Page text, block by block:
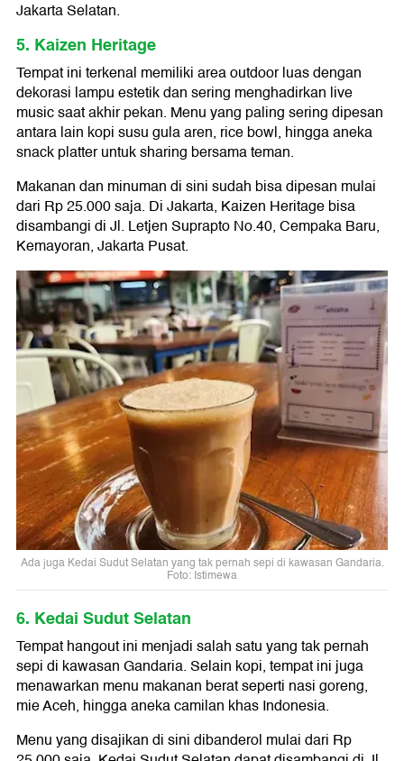
Jakarta Selatan.
5. Kaizen Heritage
Tempat ini terkenal memiliki area outdoor luas dengan
dekorasi lampu estetik dan sering menghadirkan live
music saat akhir pekan. Menu yang paling sering dipesan
antara lain kopi susu gula aren, rice bowl, hingga aneka
snack platter untuk sharing bersama teman.
Makanan dan minuman di sini sudah bisa dipesan mulai
dari Rp 25.000 saja. Di Jakarta, Kaizen Heritage bisa
disambangi di Jl. Letjen Suprapto No.40, Cempaka Baru,
Kemayoran, Jakarta Pusat.
Ada juga Kedai Sudut Selatan yang tak pernah sepi di kawasan Gandaria.
Foto: Istimewa
6. Kedai Sudut Selatan
Tempat hangout ini menjadi salah satu yang tak pernah
sepi di kawasan Gandaria. Selain kopi, tempat ini juga
menawarkan menu makanan berat seperti nasi goreng,
mie Aceh, hingga aneka camilan khas Indonesia.
Menu yang disajikan di sini dibanderol mulai dari Rp